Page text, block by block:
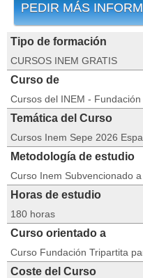
PEDIR MÁS
Tipo de formación
CURSOS INEM GRATIS
Curso de
Cursos del INEM - Fundación
Temática del Curso
Cursos Inem Sepe 2026
Metodología de estudio
Curso Inem Subvencionado
Horas de estudio
180 horas
Curso orientado a
Curso Fundación Tripartita
Coste del Curso